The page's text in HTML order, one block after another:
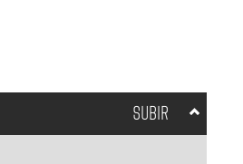
SUBIR